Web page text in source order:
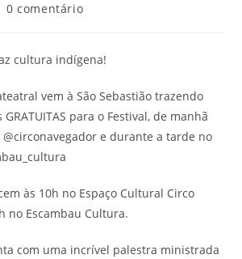
0 comentário
cultura indígena!
vem à São Sebastião trazendo
para o Festival, de manhã
e durante a tarde no
às 10h no Espaço Cultural Circo
no Escambau Cultura.
com uma incrível palestra ministrada